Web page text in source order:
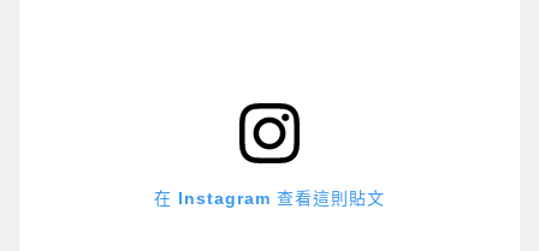
在 Instagram 查看這則貼文